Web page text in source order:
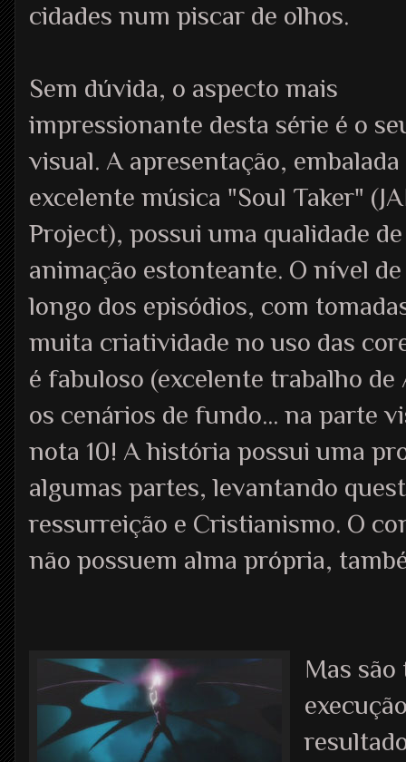
cidades num piscar de olhos.
Sem dúvida, o aspecto mais
impressionante desta série é o
visual. A apresentação, embalada
excelente música "Soul Taker"
Project), possui uma qualidade de
animação estonteante. O nível
longo dos episódios, com
muita criatividade no uso das
é fabuloso (excelente trabalho
os cenários de fundo... na parte
nota 10! A história possui uma
algumas partes, levantando
ressurreição e Cristianismo. O
não possuem alma própria,
Mas